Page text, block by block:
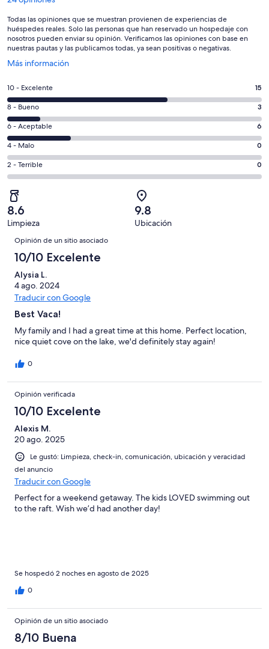
Todas las opiniones que se muestran provienen de experiencias de
huéspedes reales. Solo las personas que han reservado un hospedaje con
nosotros pueden enviar su opinión. Verificamos las opiniones con base en
nuestras pautas y las publicamos todas, ya sean positivas o negativas.
Más información
Se
en
una
nueva
ventana
Puntuación
de
10,
es
decir,
Excelente.
Basada
en
15
de
24
opiniones
10 - Excelente 15
Puntuación
de
8,
es
decir,
Bueno.
en
3
de
opiniones
8 - Bueno 3
Puntuación
de
6,
es
decir,
Aceptable.
Basada
en
6
de
24
opiniones
6 - Aceptable 6
Puntuación
de
4,
decir,
Malo.
Basada
de
24
opiniones
4 - Malo 0
Puntuación
de
2,
es
decir,
Terrible.
Basada
en
de
24
opiniones
2 - Terrible 0
8.6
Limpieza
9.8
Ubicación
Opiniones
Opinión de un sitio asociado
10/10 Excelente
Alysia L.
4 ago. 2024
Traducir con Google
Best Vaca!
My family and I had a great time at this home. Perfect location,
nice quiet cove on the lake, we'd definitely stay again!
0
Opinión verificada
10/10 Excelente
Alexis M.
20 ago. 2025
Le gustó: Limpieza, check-in, comunicación, ubicación y veracidad
del anuncio
Traducir con Google
Perfect for a weekend getaway. The kids LOVED swimming out
to the raft. Wish we’d had another day!
Se hospedó 2 noches en agosto de 2025
0
Opinión de un sitio asociado
8/10 Buena